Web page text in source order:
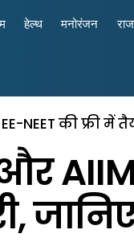
हेल्थ मनोरंजन
की फ्री में